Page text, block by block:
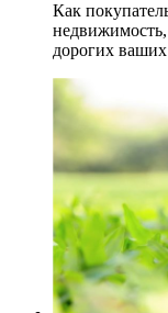
Как
недвижимость,
дорогих